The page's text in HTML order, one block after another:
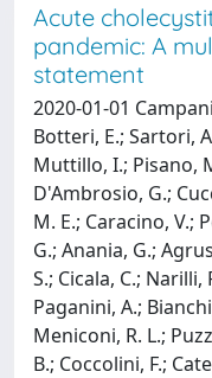
Acute
pandemic: A
statement
2020-01-01
Botteri, E.; Sartori,
Muttillo, I.; Pisano,
D'Ambrosio, G.;
M. E.; Caracino, V.;
G.; Anania, G.;
S.; Cicala, C.; Narilli,
Paganini, A.;
Meniconi, R. L.;
B.; Coccolini, F.;